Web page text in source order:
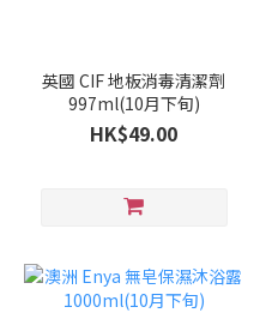
英國 CIF 地板消毒清潔劑
997ml(10月下旬)
HK$49.00